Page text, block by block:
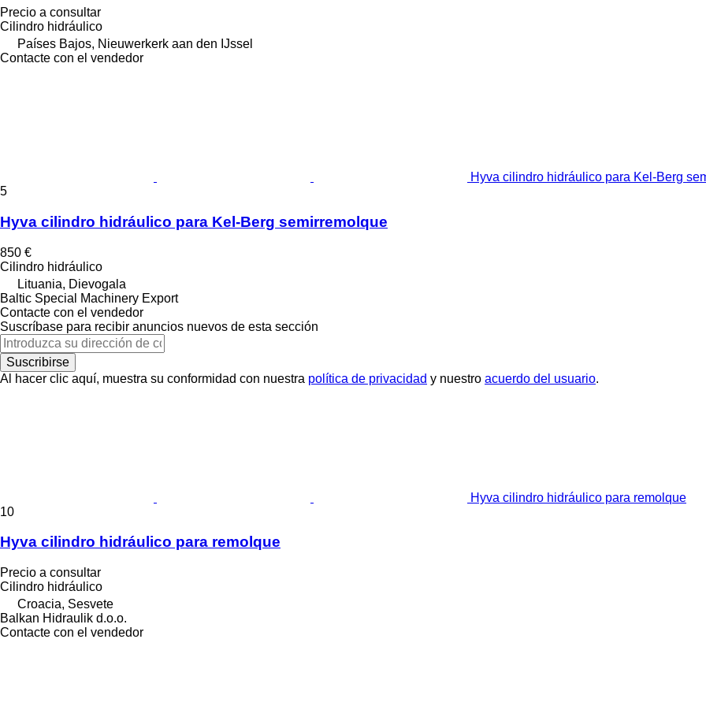
Precio a consultar
Cilindro hidráulico
Países Bajos, Nieuwerkerk aan den IJssel
Contacte con el vendedor
Hyva cilindro hidráulico para Kel-Berg
5
Hyva cilindro hidráulico para Kel-Berg semirremolque
850 €
Cilindro hidráulico
Lituania, Dievogala
Baltic Special Machinery Export
Contacte con el vendedor
Suscríbase para recibir anuncios nuevos de esta sección
Suscribirse
Al hacer clic aquí, muestra su conformidad con nuestra política de privacidad y nuestro acuerdo del usuario.
Hyva cilindro hidráulico para remolque
10
Hyva cilindro hidráulico para remolque
Precio a consultar
Cilindro hidráulico
Croacia, Sesvete
Balkan Hidraulik d.o.o.
Contacte con el vendedor